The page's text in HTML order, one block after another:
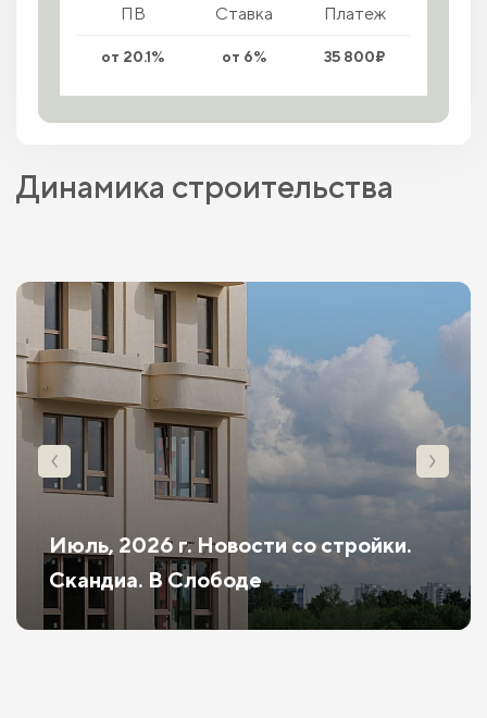
ПВ Ставка Платеж
от 20.1% от 6% 35 800₽
Динамика строительства
Июль, 2026 г. Новости со стройки.
Скандиа. В Слободе